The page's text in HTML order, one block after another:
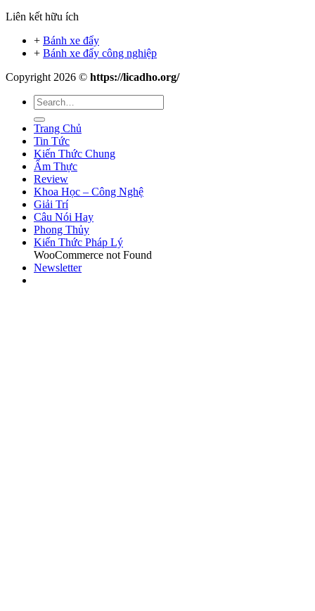
Liên kết hữu ích
+ Bánh xe đẩy
+ Bánh xe đẩy công nghiệp
Copyright 2026 © https://licadho.org/
Trang Chủ
Tin Tức
Kiến Thức Chung
Ẩm Thực
Review
Khoa Học – Công Nghệ
Giải Trí
Câu Nói Hay
Phong Thủy
Kiến Thức Pháp Lý
WooCommerce not Found
Newsletter